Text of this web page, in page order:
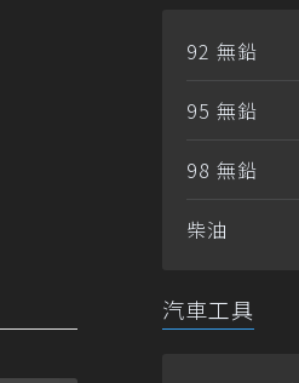
92 無鉛
95 無鉛
98 無鉛
柴油
汽車工具